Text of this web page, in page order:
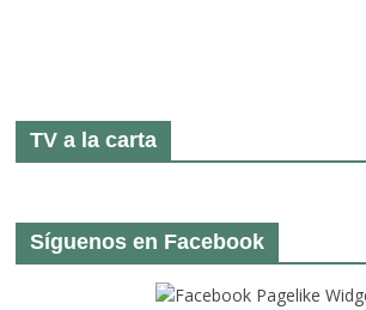
TV a la carta
Síguenos en Facebook